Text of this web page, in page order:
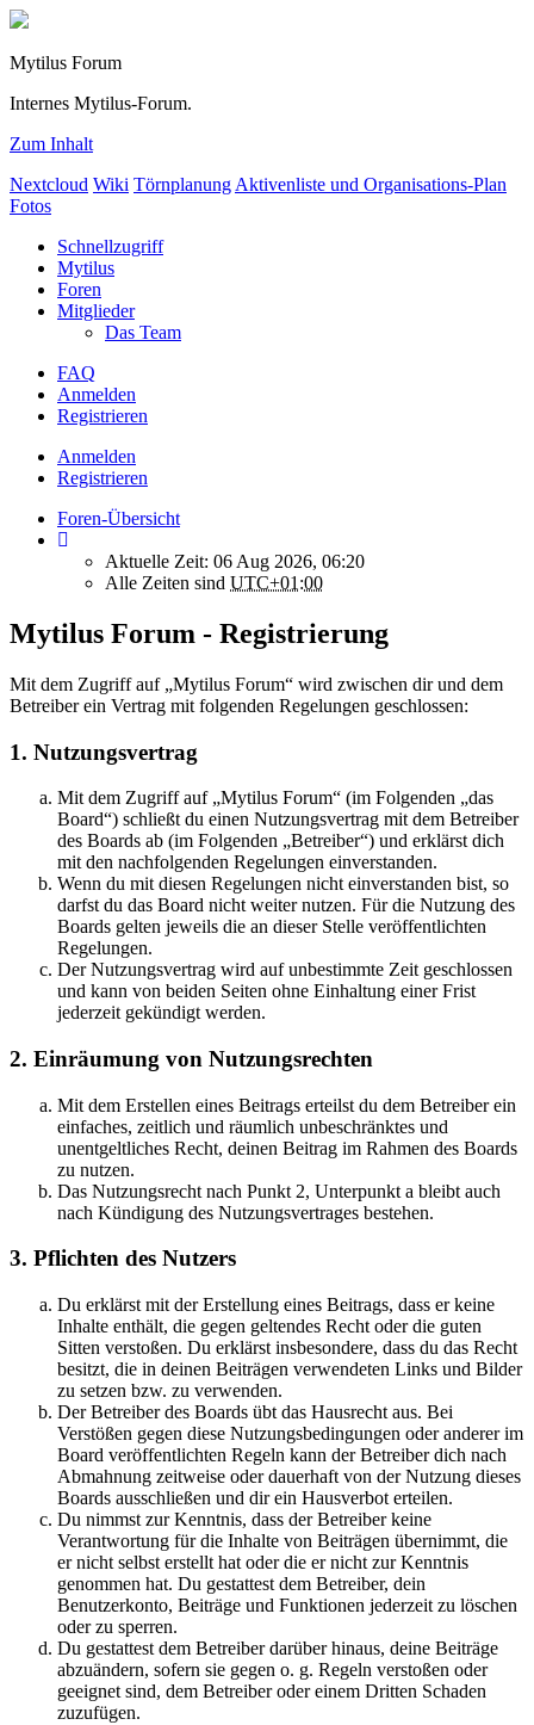
Mytilus Forum
Internes Mytilus-Forum.
Zum Inhalt
Nextcloud Wiki Törnplanung Aktivenliste und Organisations-Plan
Fotos
Schnellzugriff
Mytilus
Foren
Mitglieder
Das Team
FAQ
Anmelden
Registrieren
Anmelden
Registrieren
Foren-Übersicht
Aktuelle Zeit: 06 Aug 2026, 06:20
Alle Zeiten sind UTC+01:00
Mytilus Forum - Registrierung
Mit dem Zugriff auf „Mytilus Forum“ wird zwischen dir und dem
Betreiber ein Vertrag mit folgenden Regelungen geschlossen:
1. Nutzungsvertrag
Mit dem Zugriff auf „Mytilus Forum“ (im Folgenden „das
Board“) schließt du einen Nutzungsvertrag mit dem Betreiber
des Boards ab (im Folgenden „Betreiber“) und erklärst dich
mit den nachfolgenden Regelungen einverstanden.
Wenn du mit diesen Regelungen nicht einverstanden bist, so
darfst du das Board nicht weiter nutzen. Für die Nutzung des
Boards gelten jeweils die an dieser Stelle veröffentlichten
Regelungen.
Der Nutzungsvertrag wird auf unbestimmte Zeit geschlossen
und kann von beiden Seiten ohne Einhaltung einer Frist
jederzeit gekündigt werden.
2. Einräumung von Nutzungsrechten
Mit dem Erstellen eines Beitrags erteilst du dem Betreiber ein
einfaches, zeitlich und räumlich unbeschränktes und
unentgeltliches Recht, deinen Beitrag im Rahmen des Boards
zu nutzen.
Das Nutzungsrecht nach Punkt 2, Unterpunkt a bleibt auch
nach Kündigung des Nutzungsvertrages bestehen.
3. Pflichten des Nutzers
Du erklärst mit der Erstellung eines Beitrags, dass er keine
Inhalte enthält, die gegen geltendes Recht oder die guten
Sitten verstoßen. Du erklärst insbesondere, dass du das Recht
besitzt, die in deinen Beiträgen verwendeten Links und Bilder
zu setzen bzw. zu verwenden.
Der Betreiber des Boards übt das Hausrecht aus. Bei
Verstößen gegen diese Nutzungsbedingungen oder anderer im
Board veröffentlichten Regeln kann der Betreiber dich nach
Abmahnung zeitweise oder dauerhaft von der Nutzung dieses
Boards ausschließen und dir ein Hausverbot erteilen.
Du nimmst zur Kenntnis, dass der Betreiber keine
Verantwortung für die Inhalte von Beiträgen übernimmt, die
er nicht selbst erstellt hat oder die er nicht zur Kenntnis
genommen hat. Du gestattest dem Betreiber, dein
Benutzerkonto, Beiträge und Funktionen jederzeit zu löschen
oder zu sperren.
Du gestattest dem Betreiber darüber hinaus, deine Beiträge
abzuändern, sofern sie gegen o. g. Regeln verstoßen oder
geeignet sind, dem Betreiber oder einem Dritten Schaden
zuzufügen.